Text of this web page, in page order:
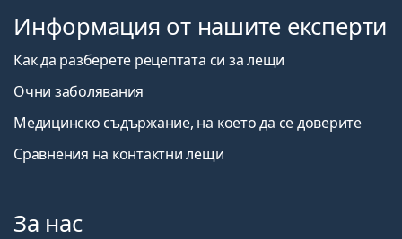
Информация от нашите експерти
Как да разберете рецептата си за лещи
Очни заболявания
Медицинско съдържание, на което да се доверите
Сравнения на контактни лещи
За нас